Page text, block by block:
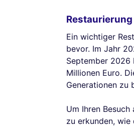
Ein wichtiger
bevor. Im Jahr
September 2026
Millionen Euro.
Generationen zu
Um Ihren
zu erkunden, wie